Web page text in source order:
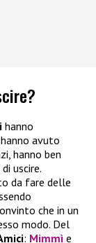
hanno
avuto
hanno ben
uscire.
da fare delle
che in un
modo. Del
: Mimmì e